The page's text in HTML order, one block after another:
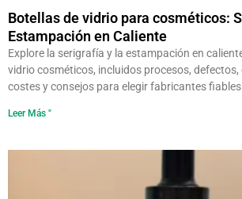
Botellas de vidrio para cosméticos:
Estampación en Caliente
Explore la serigrafía y la estampación en
vidrio cosméticos, incluidos procesos,
costes y consejos para elegir fabricantes fiables.
Leer Más "